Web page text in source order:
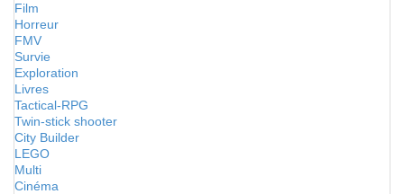
Film
Horreur
FMV
Survie
Exploration
Livres
Tactical-RPG
Twin-stick shooter
City Builder
LEGO
Multi
Cinéma